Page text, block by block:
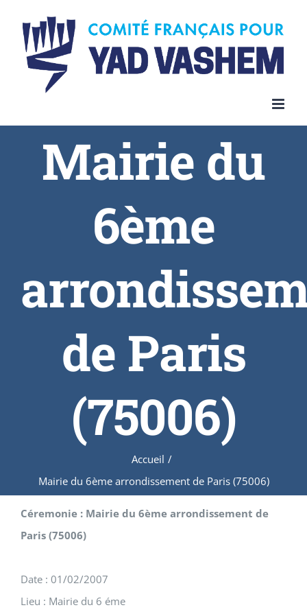
content
Mairie du
6ème
de Paris
(75006)
Accueil /
Mairie du 6ème arrondissement de Paris (75006)
Céremonie : Mairie du 6ème arrondissement de
Paris (75006)
Date : 01/02/2007
Lieu : Mairie du 6 éme